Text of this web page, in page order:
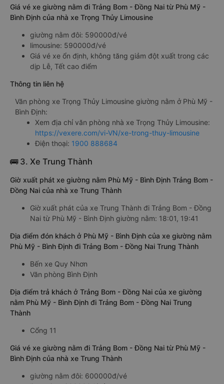
Giá vé xe giường nằm đi Trảng Bom - Đồng Nai từ Phù Mỹ -
Bình Định của nhà xe Trọng Thủy Limousine
giường nằm đôi: 590000đ/vé
limousine: 590000đ/vé
Giá vé xe ổn định, không tăng giảm đột xuất trong các
dịp Lễ, Tết cao điểm
Thông tin liên hệ
Văn phòng xe Trọng Thủy Limousine giường nằm ở Phù Mỹ -
Bình Định:
Xem địa chỉ văn phòng nhà xe Trọng Thủy Limousine:
https://vexere.com/vi-VN/xe-trong-thuy-limousine
Điện thoại: 1900 888684
🚌 3. Xe Trung Thành
Giờ xuất phát xe giường nằm Phù Mỹ - Bình Định Trảng Bom -
Đồng Nai của nhà xe Trung Thành
Giờ xuất phát của xe Trung Thành đi Trảng Bom - Đồng
Nai từ Phù Mỹ - Bình Định giường nằm: 18:01, 19:41
Địa điểm đón khách ở Phù Mỹ - Bình Định của xe giường nằm
Phù Mỹ - Bình Định đi Trảng Bom - Đồng Nai Trung Thành
Bến xe Quy Nhơn
Văn phòng Bình Định
Địa điểm trả khách ở Trảng Bom - Đồng Nai của xe giường
nằm Phù Mỹ - Bình Định đi Trảng Bom - Đồng Nai Trung
Thành
Cổng 11
Giá vé xe giường nằm đi Trảng Bom - Đồng Nai từ Phù Mỹ -
Bình Định của nhà xe Trung Thành
giường nằm đôi: 600000đ/vé